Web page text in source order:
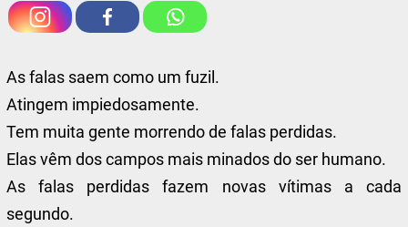
As falas saem como um fuzil.
Atingem impiedosamente.
Tem muita gente morrendo de falas perdidas.
Elas vêm dos campos mais minados do ser humano.
As falas perdidas fazem novas vítimas a cada
segundo.